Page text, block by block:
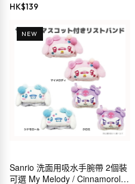
HK$139
NEW
Sanrio 洗面用吸水手腕帶 2個裝
可選 My Melody / Cinnamoroll /